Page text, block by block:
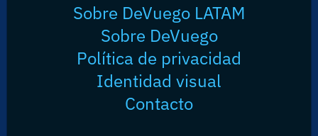
Sobre DeVuego LATAM
Sobre DeVuego
Política de privacidad
Identidad visual
Contacto